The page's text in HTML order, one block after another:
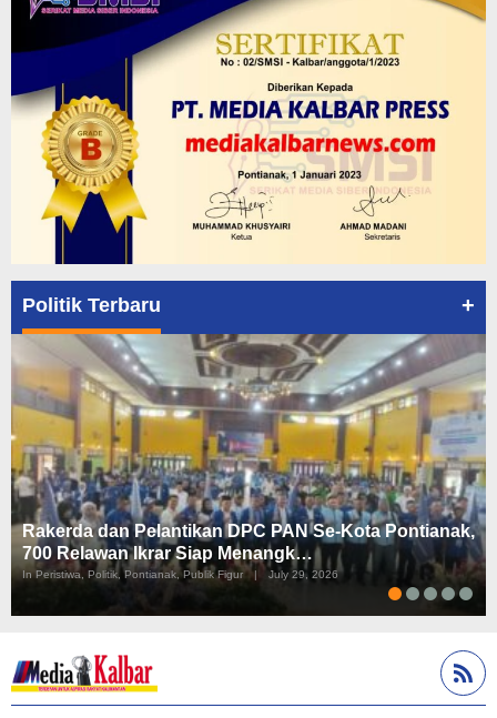
Politik Terbaru +
Rakerda dan Pelantikan DPC PAN Se-Kota Pontianak,
700 Relawan Ikrar Siap Menangk…
In Peristiwa, Politik, Pontianak, Publik Figur | July 29, 2026